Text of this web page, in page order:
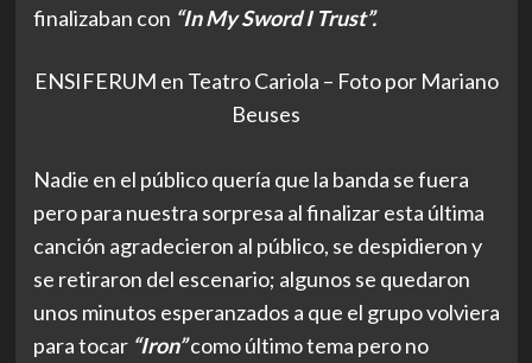
finalizaban con “In My Sword I Trust”.
ENSIFERUM en Teatro Cariola – Foto por Mariano
Beuses
Nadie en el público quería que la banda se fuera
pero para nuestra sorpresa al finalizar esta última
canción agradecieron al público, se despidieron y
se retiraron del escenario; algunos se quedaron
unos minutos esperanzados a que el grupo volviera
para tocar “Iron”como último tema pero no